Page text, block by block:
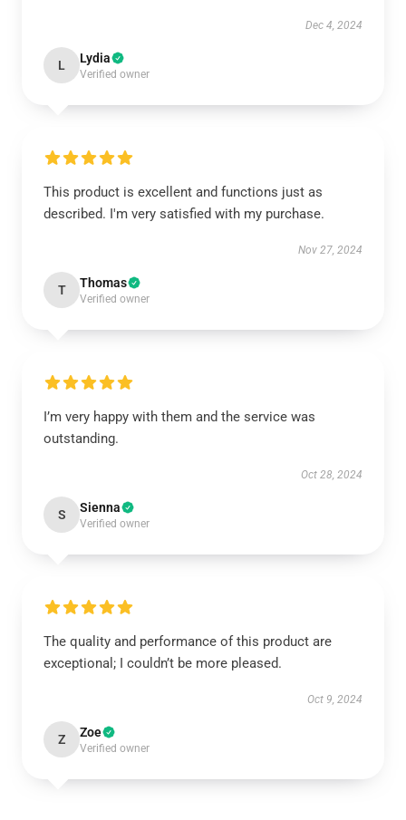
Dec 4, 2024
L Lydia
Verified owner
This product is excellent and functions just as
described. I'm very satisfied with my purchase.
Nov 27, 2024
T Thomas
Verified owner
I’m very happy with them and the service was
outstanding.
Oct 28, 2024
S Sienna
Verified owner
The quality and performance of this product are
exceptional; I couldn’t be more pleased.
Oct 9, 2024
Z Zoe
Verified owner